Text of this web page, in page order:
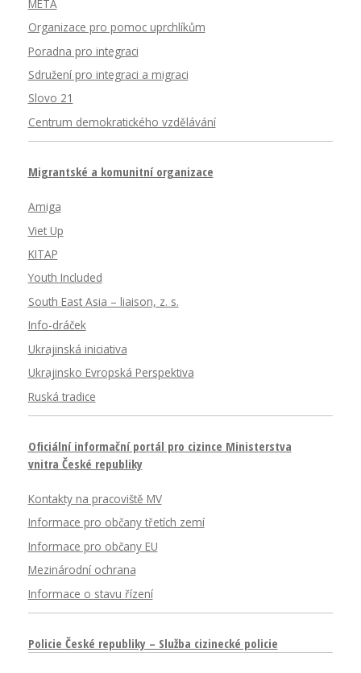
META
Organizace pro pomoc uprchlíkům
Poradna pro integraci
Sdružení pro integraci a migraci
Slovo 21
Centrum demokratického vzdělávání
Migrantské a komunitní organizace
Amiga
Viet Up
KITAP
Youth Included
South East Asia – liaison, z. s.
Info-dráček
Ukrajinská iniciativa
Ukrajinsko Evropská Perspektiva
Ruská tradice
Oficiální informační portál pro cizince Ministerstva
vnitra České republiky
Kontakty na pracoviště MV
Informace pro občany třetích zemí
Informace pro občany EU
Mezinárodní ochrana
Informace o stavu řízení
Policie České republiky – Služba cizinecké policie